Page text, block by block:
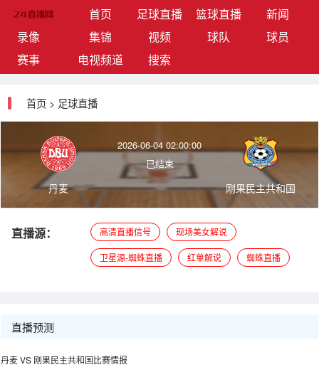
首页(current)足球直播 篮球直播
新闻
录像
集锦 视频 球队
球员
赛事
电视频道 搜索
首页 > 足球直播
丹麦
2026-06-04 02:00:00
已结束
刚果民主共和国
直播源： 高清直播信号 现场美女解说
卫星源-蜘蛛直播 红单解说 蜘蛛直播
直播预测
丹麦 VS 刚果民主共和国比赛情报